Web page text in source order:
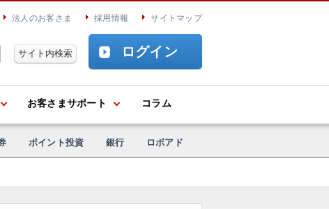
法人のお客さま 採用情報 サイトマップ
ログイン
お客さまサポート コラム
ポイント投資 銀行 ロボアド